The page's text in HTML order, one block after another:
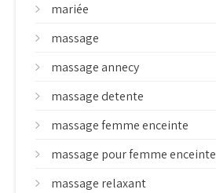
mariée
massage
massage annecy
massage detente
massage femme enceinte
massage pour femme enceinte
massage relaxant